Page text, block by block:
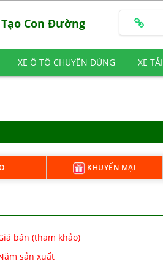
Con Đường
XE Ô TÔ CHUYÊN DÙNG XE TẢI
KHUYẾN MẠI
bán (tham khảo)
sản xuất